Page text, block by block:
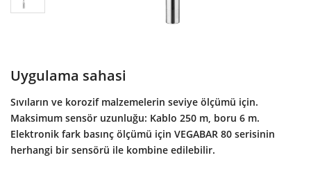
Uygulama sahasi
Sıvıların ve korozif malzemelerin seviye ölçümü için.
Maksimum sensör uzunluğu: Kablo 250 m, boru 6 m.
Elektronik fark basınç ölçümü için VEGABAR 80 serisinin
herhangi bir sensörü ile kombine edilebilir.